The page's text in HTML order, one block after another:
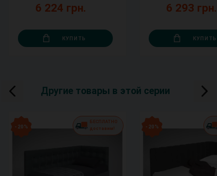
6 224 грн.
КУПИТЬ
6 293
КУПИТЬ
Другие товары в этой серии
- 20 %
БЕСПЛАТНО
доставим!
- 20 %